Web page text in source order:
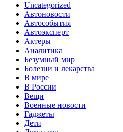
Uncategorized
Автоновости
Автособытия
Автоэксперт
Актеры
Аналитика
Безумный мир
Болезни и лекарства
В мире
В России
Вещи
Военные новости
Гаджеты
Дети